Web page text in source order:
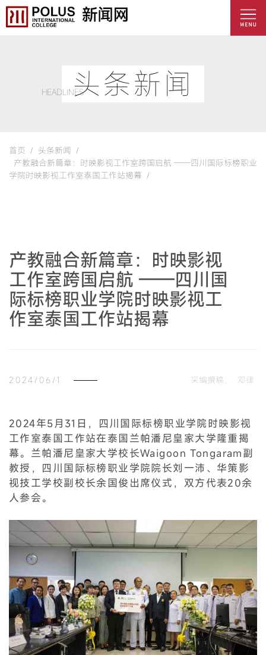
HEADLINES头条新闻
首页 / 头条新闻 /
产教融合新篇章：时映影视工作室跨国启航 ——四川国际标榜职业
学院时映影视工作室泰国工作站揭幕 /
产教融合新篇章：时映影视
工作室跨国启航 ——四川国
际标榜职业学院时映影视工
作室泰国工作站揭幕
2024/06/1 采编撰稿： 邓律
2024年5月31日，四川国际标榜职业学院时映影视
工作室泰国工作站在泰国兰帕潘尼皇家大学隆重揭
幕。兰帕潘尼皇家大学校长Waigoon Tongaram副
教授，四川国际标榜职业学院院长刘一沛、华策影
视技工学校副校长余国俊出席仪式，双方代表20余
人参会。